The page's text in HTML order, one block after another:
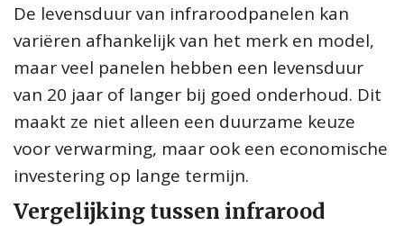
De levensduur van infraroodpanelen kan
variëren afhankelijk van het merk en model,
maar veel panelen hebben een levensduur
van 20 jaar of langer bij goed onderhoud. Dit
maakt ze niet alleen een duurzame keuze
voor verwarming, maar ook een economische
investering op lange termijn.
Vergelijking tussen infrarood